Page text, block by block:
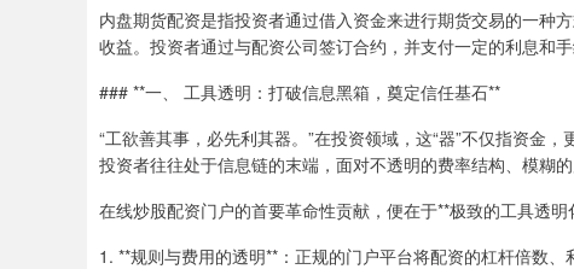
内盘期货配资是指投资者通过借入资金来进行期货交易的一种
收益。投资者通过与配资公司签订合约，并支付一定的利息和手
### **一、 工具透明：打破信息黑箱，奠定信任基石**
“工欲善其事，必先利其器。”在投资领域，这“器”不仅指资金
投资者往往处于信息链的末端，面对不透明的费率结构、模糊
在线炒股配资门户的首要革命性贡献，便在于**极致的工具透明
1. **规则与费用的透明**：正规的门户平台将配资的杠杆倍数